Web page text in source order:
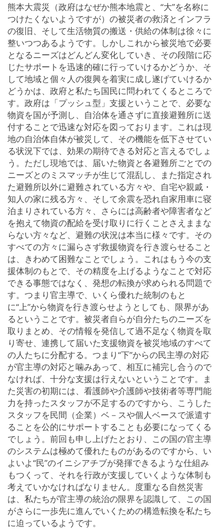
熊本大震災（政府はなぜか熊本地震と、“大”を名称に
つけたくないようですが）の被災者の救済とインフラ
の復旧、そして生活物質の搬送・供給の体制は徐々に
整いつつあるようです。しかしこれから被災地で必要
となるニーズはどんどん変化していき、その段階に応
じたサポートを迅速的確に行っていけるかどうか、そ
して地域と個々人の復興を着実に成し遂げていけるか
どうかは、政府と私たち国民に問われてくるところで
す。政府は「プッシュ型」支援ということで、必要な
物資を国が予測し、自治体を通さずに直接避難所に送
付することで迅速な対応を図っております。これは現
地の自治体自体が被災して、その機能を低下させてい
る状況下では、効果の期待できる対応と言えるでしょ
う。ただし現地では、届いた物資と各避難所ごとでの
ニーズとのミスマッチが生じて混乱し、また指定され
た避難所以外に避難されている方々や、自宅や親戚・
知人の家に残る方々、そして余震を恐れ自家用車に寝
泊まりされている方々、さらには高齢者や障害者など
を抱えて物資の配給を受け取りに行くことさえままな
らない方々など、避難の状況は本当に様々です。その
すべての方々に漏らさず救援物資を行き渡らせること
は、きわめて困難なことでしょう。これはもう今の支
援体制のもとで、その精度を上げるようなことで対応
できる事態ではなく、発想の転換が求められる問題で
す。つまり官主導で、いくら優れた統制のもと
に“上”から物資を行き渡らせようとしても、限界があ
るということです。被災者自らが自分たちのニーズを
取りまとめ、その情報を発信して過不足なく物資を取
り寄せ、連携して届いた支援物資を被災地域のすべて
の人たちに分配する。つまり“下”からの民主導の対応
が官主導の対応と噛みあって、相互に補完し合うので
なければ、十分な支援は行えないということです。ま
た災害の初期には、看護師や介護師や技術者等専門能
力を持ったスタッフが不足するのですから、こうした
スタッフを民間（企業）ベ－スや個人ベースで派遣す
ることを公的にサポートすることも必要になってくる
でしょう。前回も申し上げたとおり、この国の官主導
のシステムは極めて優れたものがあるのですから、い
よいよ“民”のイニシアチブが発揮できるような仕組み
もつくって、それを行政が支援していくような体制も
考えていかなければなりません。度重なる自然災害
は、私たちが官主導の統治の限界を認識して、この国
がさらに一歩先に進んでいくための構造転換を私たち
に迫っているようです。